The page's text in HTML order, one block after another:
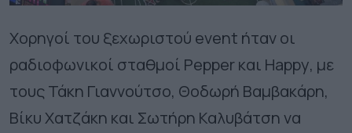
Χορηγοί του ξεχωριστού event ήταν οι
ραδιοφωνικοί σταθμοί Pepperκαι Happy, με
τους Τάκη Γιαννούτσο, Θοδωρή Βαμβακάρη,
Βίκυ Χατζάκη και Σωτήρη Καλυβάτση να